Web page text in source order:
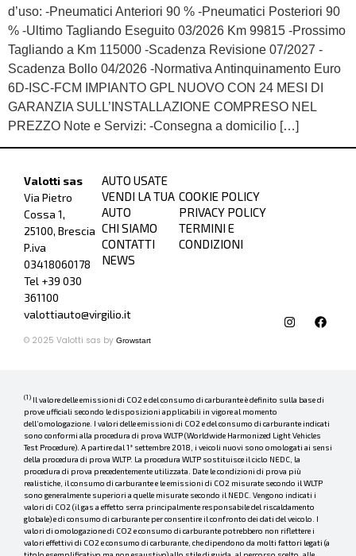
d’uso: -Pneumatici Anteriori 90 % -Pneumatici Posteriori 90
% -Ultimo Tagliando Eseguito 03/2026 Km 99815 -Prossimo
Tagliando a Km 115000 -Scadenza Revisione 07/2027 -
Scadenza Bollo 04/2026 -Normativa Antinquinamento Euro
6D-ISC-FCM IMPIANTO GPL NUOVO CON 24 MESI DI
GARANZIA SULL’INSTALLAZIONE COMPRESO NEL
PREZZO Note e Servizi: -Consegna a domicilio […]
Valotti sas
Via Pietro
Cossa 1,
25100, Brescia
P.iva
03418060178
Tel +39 030
361100
valottiauto@virgilio.it
AUTO USATE
VENDI LA TUA
AUTO
CHI SIAMO
CONTATTI
NEWS
COOKIE POLICY
PRIVACY POLICY
TERMINI E
CONDIZIONI
© 2025 Valotti sas by Growstart
(1) Il valore delle emissioni di CO2 e del consumo di carburante è definito sulla base di
prove ufficiali secondo le disposizioni applicabili in vigore al momento
dell’omologazione. I valori delle emissioni di CO2 e del consumo di carburante indicati
sono conformi alla procedura di prova WLTP (Worldwide Harmonized Light Vehicles
Test Procedure). A partire dal 1° settembre 2018, i veicoli nuovi sono omologati ai sensi
della procedura di prova WLTP. La procedura WLTP sostituisce il ciclo NEDC, la
procedura di prova precedentemente utilizzata. Date le condizioni di prova più
realistiche, il consumo di carburante e le emissioni di CO2 misurate secondo il WLTP
sono generalmente superiori a quelle misurate secondo il NEDC. Vengono indicati i
valori di CO2 (il gas a effetto serra principalmente responsabile del riscaldamento
globale) e di consumo di carburante per consentire il confronto dei dati del veicolo. I
valori di omologazione di CO2 e consumo di carburante potrebbero non riflettere i
valori effettivi di CO2 e consumo di carburante, che dipendono da molti fattori legati (a